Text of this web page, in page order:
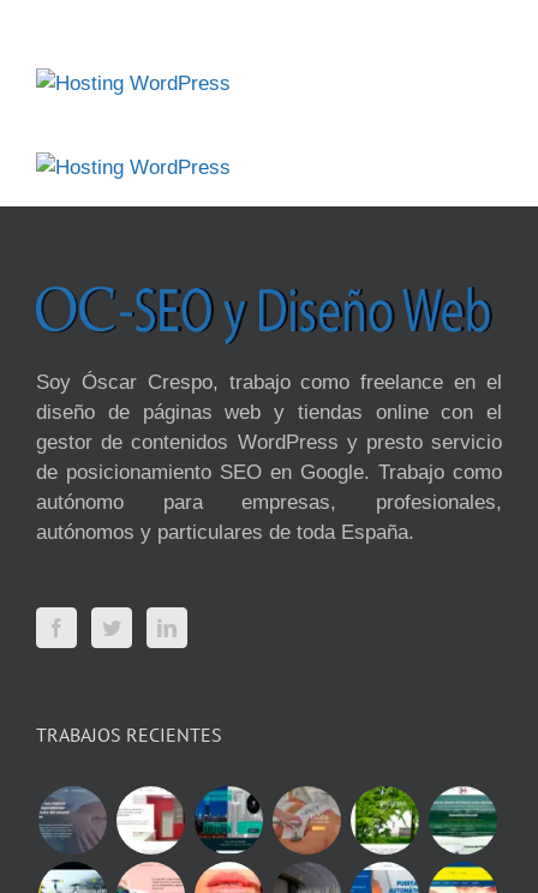
Soy Óscar Crespo, trabajo como freelance en el
diseño de páginas web y tiendas online con el
gestor de contenidos WordPress y presto servicio
de posicionamiento SEO en Google. Trabajo como
autónomo para empresas, profesionales,
autónomos y particulares de toda España.
TRABAJOS RECIENTES